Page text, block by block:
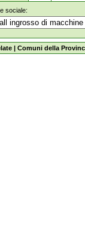
sociale:
ingrosso-di-
| Comuni della